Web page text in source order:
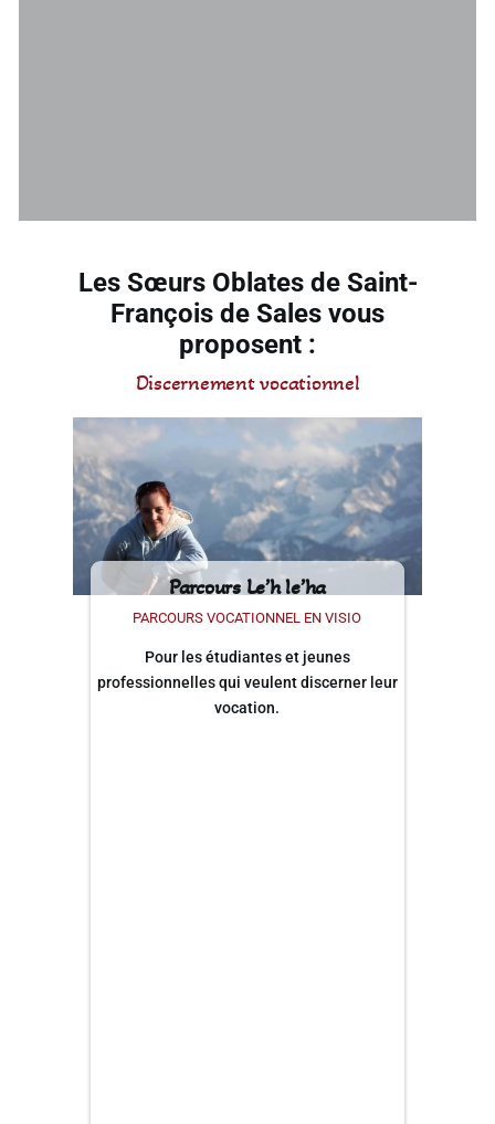
Les Sœurs Oblates de Saint-
François de Sales vous
proposent :​
Discernement vocationnel
Parcours Le’h le’ha
PARCOURS VOCATIONNEL EN VISIO
Pour les étudiantes et jeunes
professionnelles qui veulent discerner leur
vocation.